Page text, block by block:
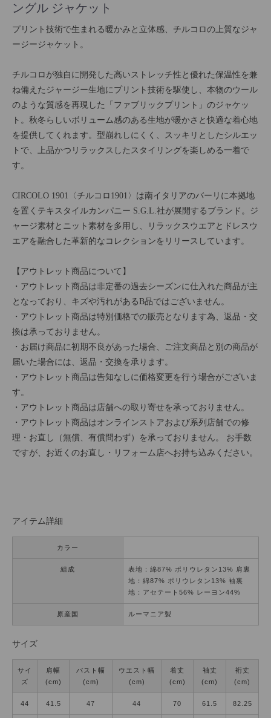
ングル ジャケット
プリント技術で生まれる暖かみと立体感、チルコロの上質なジャ
ージージャケット。
チルコロが独自に開発した高いストレッチ性と優れた保温性を兼
ね備えたジャージー生地にプリント技術を駆使し、本物のウール
のような質感を再現した「ファブリックプリント」のジャケッ
ト。秋冬らしいボリューム感のある生地が暖かさと快適な着心地
を提供してくれます。型崩れしにくく、スッキリとしたシルエッ
トで、上品かつリラックスしたスタイリングを楽しめる一着で
す。
CIRCOLO 1901〈チルコロ1901〉は南イタリアのバーリに本拠地
を置くテキスタイルカンパニー S.G.L.社が展開するブランド。ジ
ャージ素材とニット素材を多用し、リラックスウエアとドレスウ
エアを融合した革新的なコレクションをリリースしています。
【アウトレット商品について】
・アウトレット商品は非定番の過去シーズンに仕入れた商品が主
となっており、キズや汚れがあるB品ではございません。
・アウトレット商品は特別価格での販売となります為、返品・交
換は承っておりません。
・お届け商品に初期不良があった場合、ご注文商品と別の商品が
届いた場合には、返品・交換を承ります。
・アウトレット商品は告知なしに価格変更を行う場合がございま
す。
・アウトレット商品は店舗への取り寄せを承っておりません。
・アウトレット商品はオンラインストアおよび系列店舗での修
理・お直し（無償、有償問わず）を承っておりません。 お手数
ですが、お近くのお直し・リフォーム店へお持ち込みください。
アイテム詳細
カラー
組成
表地：綿87% ポリウレタン13% 肩裏
地：綿87% ポリウレタン13% 袖裏
地：アセテート56% レーヨン44%
原産国 ルーマニア製
サイズ
サイ
ズ
肩幅
(cm)
バスト幅
(cm)
ウエスト幅
(cm)
着丈
(cm)
袖丈
(cm)
裄丈
(cm)
44 41.5 47 44 70 61.5 82.25